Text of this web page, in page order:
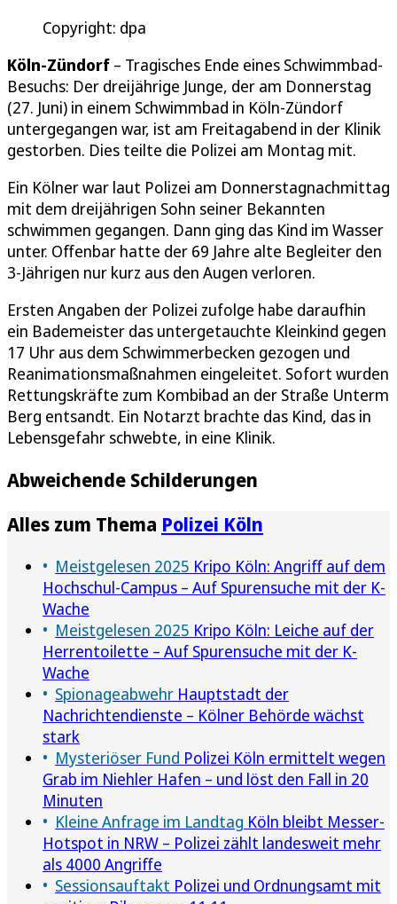
Copyright: dpa
Köln-Zündorf – Tragisches Ende eines Schwimmbad-
Besuchs: Der dreijährige Junge, der am Donnerstag
(27. Juni) in einem Schwimmbad in Köln-Zündorf
untergegangen war, ist am Freitagabend in der Klinik
gestorben. Dies teilte die Polizei am Montag mit.
Ein Kölner war laut Polizei am Donnerstagnachmittag
mit dem dreijährigen Sohn seiner Bekannten
schwimmen gegangen. Dann ging das Kind im Wasser
unter. Offenbar hatte der 69 Jahre alte Begleiter den
3-Jährigen nur kurz aus den Augen verloren.
Ersten Angaben der Polizei zufolge habe daraufhin
ein Bademeister das untergetauchte Kleinkind gegen
17 Uhr aus dem Schwimmerbecken gezogen und
Reanimationsmaßnahmen eingeleitet. Sofort wurden
Rettungskräfte zum Kombibad an der Straße Unterm
Berg entsandt. Ein Notarzt brachte das Kind, das in
Lebensgefahr schwebte, in eine Klinik.
Abweichende Schilderungen
Alles zum Thema Polizei Köln
Meistgelesen 2025 Kripo Köln: Angriff auf dem
Hochschul-Campus – Auf Spurensuche mit der K-
Wache
Meistgelesen 2025 Kripo Köln: Leiche auf der
Herrentoilette – Auf Spurensuche mit der K-
Wache
Spionageabwehr Hauptstadt der
Nachrichtendienste – Kölner Behörde wächst
stark
Mysteriöser Fund Polizei Köln ermittelt wegen
Grab im Niehler Hafen – und löst den Fall in 20
Minuten
Kleine Anfrage im Landtag Köln bleibt Messer-
Hotspot in NRW – Polizei zählt landesweit mehr
als 4000 Angriffe
Sessionsauftakt Polizei und Ordnungsamt mit